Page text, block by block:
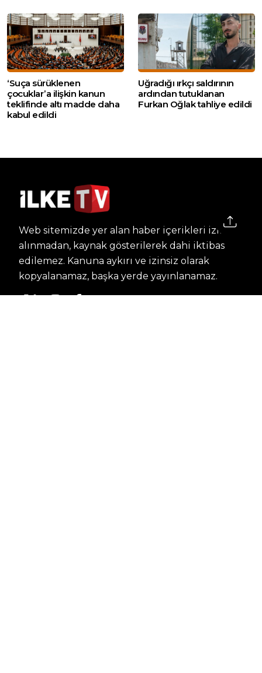
‘Suça sürüklenen
çocuklar’a ilişkin kanun
teklifinde altı madde daha
kabul edildi
Uğradığı ırkçı saldırının
ardından tutuklanan
Furkan Oğlak tahliye edildi
Web sitemizde yer alan haber içerikleri izin
alınmadan, kaynak gösterilerek dahi iktibas
edilemez. Kanuna aykırı ve izinsiz olarak
kopyalanamaz, başka yerde yayınlanamaz.